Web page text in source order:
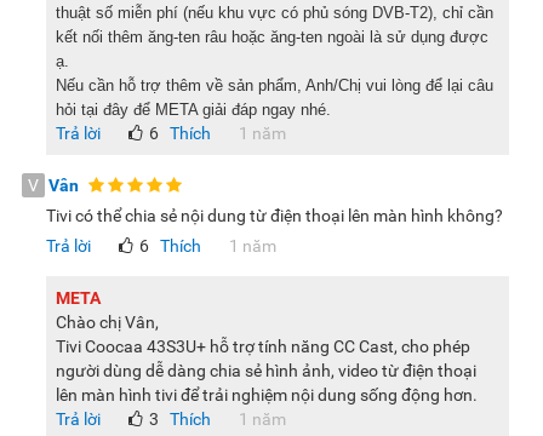
thuật số miễn phí (nếu khu vực có phủ sóng DVB-T2), chỉ cần
kết nối thêm ăng-ten râu hoặc ăng-ten ngoài là sử dụng được
ạ.
Nếu cần hỗ trợ thêm về sản phẩm, Anh/Chị vui lòng để lại câu
hỏi tại đây để META giải đáp ngay nhé.
Trả lời Thích
6 1 năm
V Vân
Tivi có thể chia sẻ nội dung từ điện thoại lên màn hình không?
Trả lời
Thích
6 1 năm
META
Chào chị Vân,
Tivi Coocaa 43S3U+ hỗ trợ tính năng CC Cast, cho phép
người dùng dễ dàng chia sẻ hình ảnh, video từ điện thoại
lên màn hình tivi để trải nghiệm nội dung sống động hơn.
Trả lời
Thích
3 1 năm